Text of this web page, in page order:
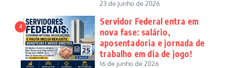
23 de junho de 2026
4
Servidor Federal entra em
nova fase: salário,
aposentadoria e jornada de
trabalho em dia de jogo!
16 de junho de 2026